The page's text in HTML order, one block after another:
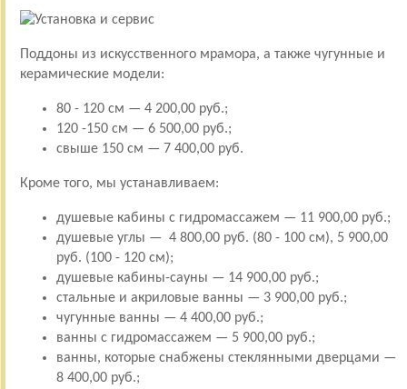
Поддоны из искусственного мрамора, а также чугунные и
керамические модели:
80 - 120 см — 4 200,00 руб.;
120 -150 см — 6 500,00 руб.;
свыше 150 см — 7 400,00 руб.
Кроме того, мы устанавливаем:
душевые кабины с гидромассажем — 11 900,00 руб.;
душевые углы — 4 800,00 руб. (80 - 100 см), 5 900,00
руб. (100 - 120 см);
душевые кабины-сауны — 14 900,00 руб.;
стальные и акриловые ванны — 3 900,00 руб.;
чугунные ванны — 4 400,00 руб.;
ванны с гидромассажем — 5 900,00 руб.;
ванны, которые снабжены стеклянными дверцами —
8 400,00 руб.;